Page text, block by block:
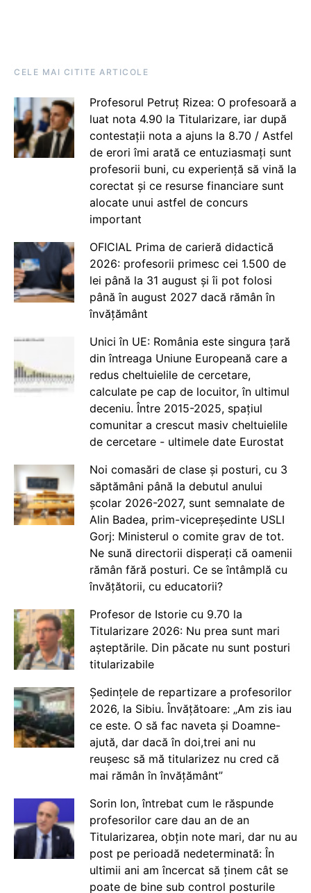
CELE MAI CITITE ARTICOLE
Profesorul Petruț Rizea: O profesoară a
luat nota 4.90 la Titularizare, iar după
contestații nota a ajuns la 8.70 / Astfel
de erori îmi arată ce entuziasmați sunt
profesorii buni, cu experiență să vină la
corectat și ce resurse financiare sunt
alocate unui astfel de concurs
important
OFICIAL Prima de carieră didactică
2026: profesorii primesc cei 1.500 de
lei până la 31 august și îi pot folosi
până în august 2027 dacă rămân în
învățământ
Unici în UE: România este singura țară
din întreaga Uniune Europeană care a
redus cheltuielile de cercetare,
calculate pe cap de locuitor, în ultimul
deceniu. Între 2015-2025, spațiul
comunitar a crescut masiv cheltuielile
de cercetare - ultimele date Eurostat
Noi comasări de clase și posturi, cu 3
săptămâni până la debutul anului
școlar 2026-2027, sunt semnalate de
Alin Badea, prim-vicepreședinte USLI
Gorj: Ministerul o comite grav de tot.
Ne sună directorii disperați că oamenii
rămân fără posturi. Ce se întâmplă cu
învățătorii, cu educatorii?
Profesor de Istorie cu 9.70 la
Titularizare 2026: Nu prea sunt mari
așteptările. Din păcate nu sunt posturi
titularizabile
Ședințele de repartizare a profesorilor
2026, la Sibiu. Învățătoare: „Am zis iau
ce este. O să fac naveta și Doamne-
ajută, dar dacă în doi,trei ani nu
reușesc să mă titularizez nu cred că
mai rămân în învățământ”
Sorin Ion, întrebat cum le răspunde
profesorilor care dau an de an
Titularizarea, obțin note mari, dar nu au
post pe perioadă nedeterminată: În
ultimii ani am încercat să ținem cât se
poate de bine sub control posturile